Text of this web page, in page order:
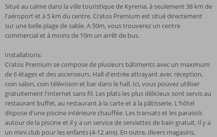
Situé au calme dans la ville touristique de Kyrenia, à seulement 38 km de
l'aéroport et à 5 km du centre. Cratos Premium est situé directement
sur une belle plage de sable. A 50m, vous trouverez un centre
commercial et à moins de 10m un arrêt de bus.
Installations:
Cratos Premium se compose de plusieurs bâtiments avec un maximum
de 6 étages et des ascenseurs. Hall d'entrée attrayant avec réception,
coin salon, coin télévision et bar dans le hall. Ici, vous pouvez utiliser
gratuitement l'Internet sans fil. Les plats les plus délicieux sont servis au
restaurant buffet, au restaurant à la carte et à la pâtisserie. L'hôtel
dispose d'une piscine intérieure chauffée. Les transats et les parasols
autour de la piscine et il y a un service de serviettes de bain gratuit. Il y a
un mini club pour les enfants (4-12 ans). En outre, divers magasins,